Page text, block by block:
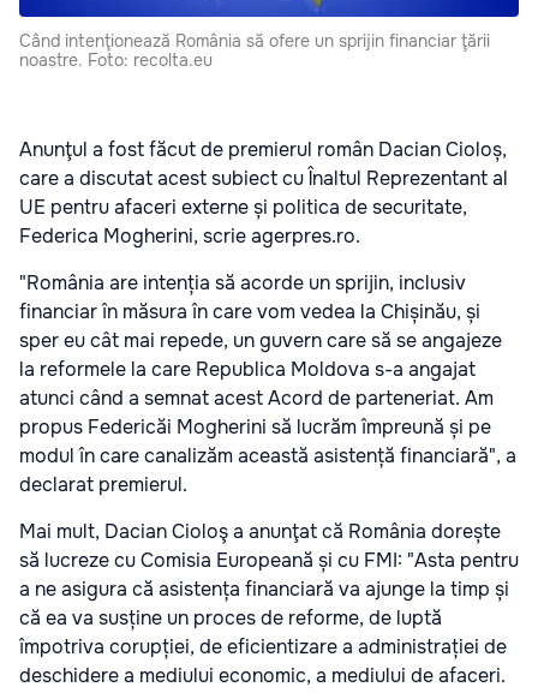
Când intenţionează România să ofere un sprijin financiar ţării
noastre. Foto: recolta.eu
Anunţul a fost făcut de premierul român Dacian Cioloș,
care a discutat acest subiect cu Înaltul Reprezentant al
UE pentru afaceri externe și politica de securitate,
Federica Mogherini, scrie agerpres.ro.
"România are intenția să acorde un sprijin, inclusiv
financiar în măsura în care vom vedea la Chișinău, și
sper eu cât mai repede, un guvern care să se angajeze
la reformele la care Republica Moldova s-a angajat
atunci când a semnat acest Acord de parteneriat. Am
propus Federicăi Mogherini să lucrăm împreună și pe
modul în care canalizăm această asistență financiară", a
declarat premierul.
Mai mult, Dacian Cioloş a anunţat că România dorește
să lucreze cu Comisia Europeană și cu FMI: "Asta pentru
a ne asigura că asistența financiară va ajunge la timp și
că ea va susține un proces de reforme, de luptă
împotriva corupției, de eficientizare a administrației de
deschidere a mediului economic, a mediului de afaceri.